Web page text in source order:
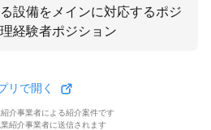
設備をメインに対応するポジ
経験者ポジション
リで開く
介事業者による紹介案件です
紹介事業者に送信されます